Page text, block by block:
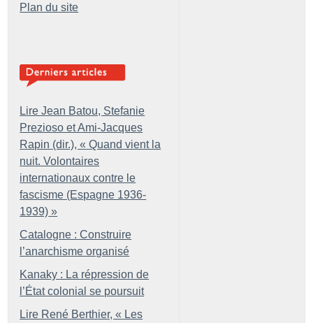
Plan du site
Lire Jean Batou, Stefanie
Prezioso et Ami-Jacques
Rapin (dir.), « Quand vient la
nuit. Volontaires
internationaux contre le
fascisme (Espagne 1936-
1939) »
Catalogne : Construire
l’anarchisme organisé
Kanaky : La répression de
l’État colonial se poursuit
Lire René Berthier, « Les